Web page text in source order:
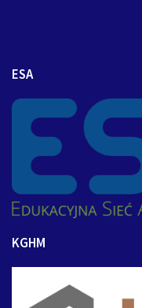
ESA
KGHM